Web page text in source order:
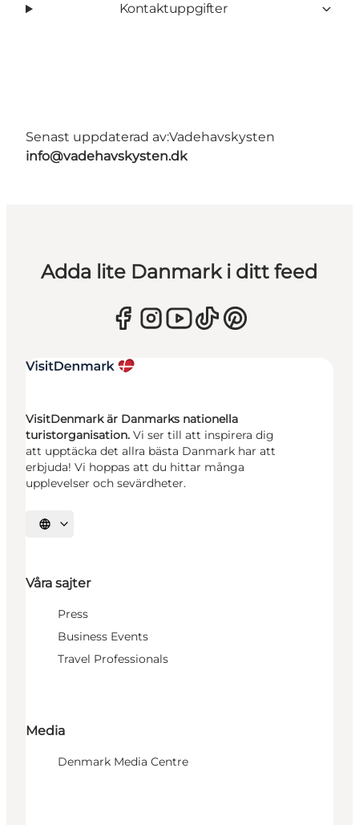
Kontaktuppgifter
Senast uppdaterad av:Vadehavskysten
info@vadehavskysten.dk
Adda lite Danmark i ditt feed
VisitDenmark är Danmarks nationella
turistorganisation. Vi ser till att inspirera dig
att upptäcka det allra bästa Danmark har att
erbjuda! Vi hoppas att du hittar många
upplevelser och sevärdheter.
Välj språk
Våra sajter
Press
Business Events
Travel Professionals
Media
Denmark Media Centre